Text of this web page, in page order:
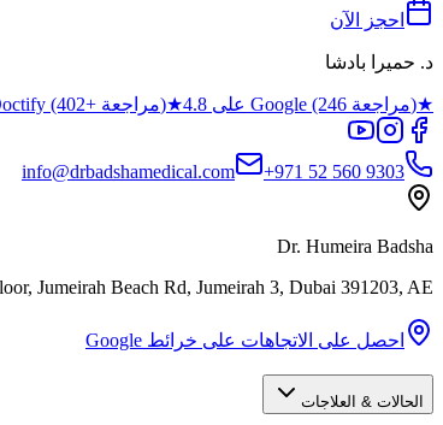
احجز الآن
د. حميرا بادشا
★4.8 على Google (246 مراجعة) ★4.93 على Doctify (402+ مراجعة)
+971 52 560 9303
info@drbadshamedical.com
Dr. Humeira Badsha
Jumeirah Beach Rd, Jumeirah 3, Dubai 391203, AE
احصل على الاتجاهات على خرائط Google
الحالات & العلاجات